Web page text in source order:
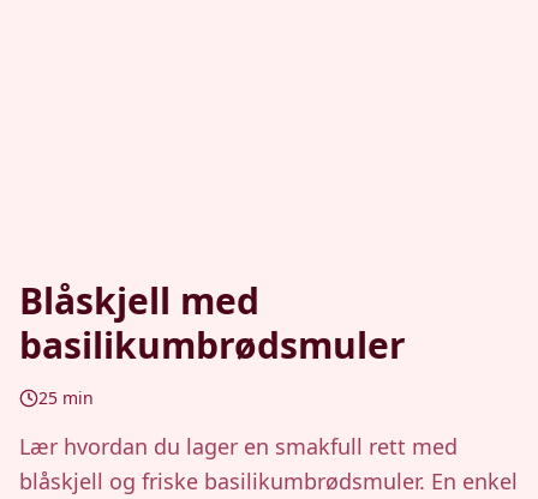
Blåskjell med
basilikumbrødsmuler
25 min
Lær hvordan du lager en smakfull rett med
blåskjell og friske basilikumbrødsmuler. En enkel